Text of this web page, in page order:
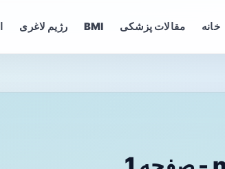
خانه مقالات پزشکی BMI رژیم لاغری